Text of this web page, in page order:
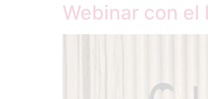
Webinar con el